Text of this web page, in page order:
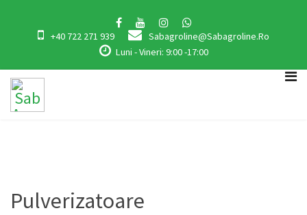
+40 722 271 939
Sabagroline@sabagroline.ro
Luni - Vineri: 9:00 -17:00
Pulverizatoare